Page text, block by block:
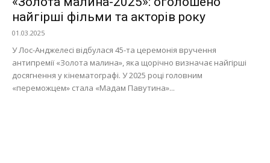
найгірші фільми та акторів року
01.03.2025
У Лос-Анджелесі відбулася 45-та церемонія вручення
антипремії «Золота малина», яка щорічно визначає найгірші
досягнення у кінематографі. У 2025 році головним
«переможцем» стала «Мадам Павутина»...